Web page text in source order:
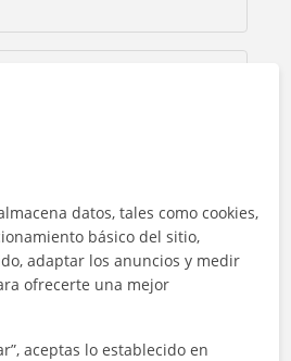
datos, tales como cookies,
básico del sitio,
adaptar los anuncios y medir
ofrecerte una mejor
aceptas lo establecido en